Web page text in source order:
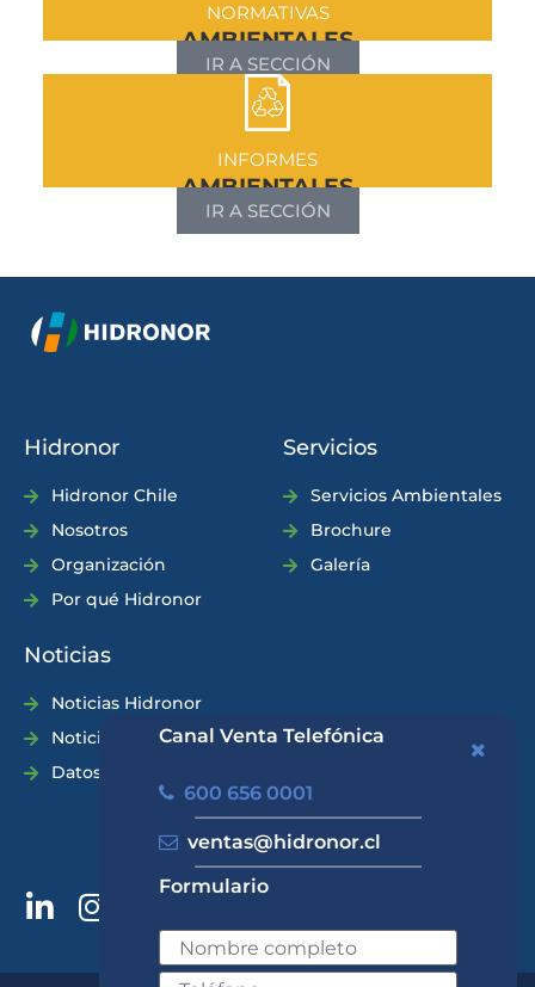
Canal Venta Telefónica
600 656 0001
ventas@hidronor.cl
Formulario
NORMATIVAS
AMBIENTALES
IR A SECCIÓN
INFORMES
AMBIENTALES
IR A SECCIÓN
Hidronor
Hidronor Chile
Nosotros
Organización
Por qué Hidronor
Servicios
Servicios Ambientales
Brochure
Galería
Noticias
Noticias Hidronor
Noticias Industria
Datos Prácticos